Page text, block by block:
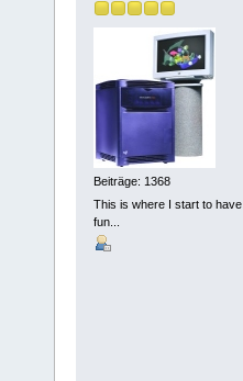
Beiträge: 1368
This is where I start to have
fun...